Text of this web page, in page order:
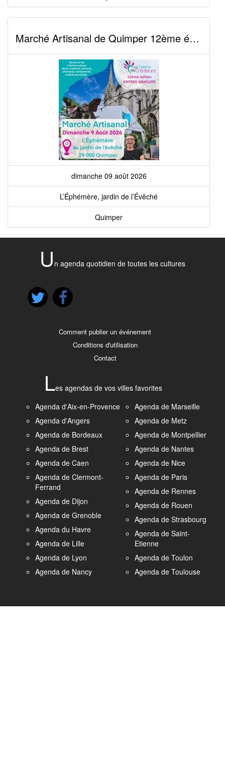
Marché Artisanal de Quimper 12ème édition
dimanche 09 août 2026
L’Éphémère, jardin de l’Évêché
Quimper
U n agenda quotidien de toutes les cultures
Comment publier un événement
Conditions d'utilisation
Contact
Les agendas de vos villes favorites
Agenda d'Aix-en-Provence
Agenda d'Angers
Agenda de Bordeaux
Agenda de Brest
Agenda de Caen
Agenda de Clermont-
Ferrand
Agenda de Dijon
Agenda de Grenoble
Agenda du Havre
Agenda de Lille
Agenda de Lyon
Agenda de Nancy
Agenda de Marseille
Agenda de Metz
Agenda de Montpellier
Agenda de Nantes
Agenda de Nice
Agenda de Paris
Agenda de Rennes
Agenda de Rouen
Agenda de Strasbourg
Agenda de Saint-
Etienne
Agenda de Toulon
Agenda de Toulouse